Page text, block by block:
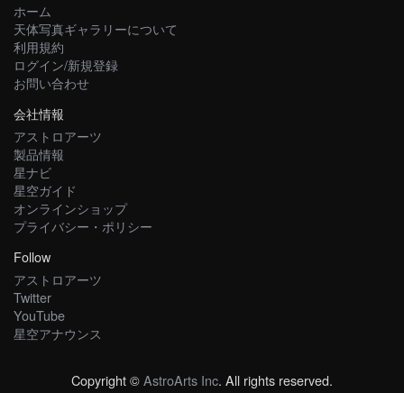
ホーム
天体写真ギャラリーについて
利用規約
ログイン/新規登録
お問い合わせ
会社情報
アストロアーツ
製品情報
星ナビ
星空ガイド
オンラインショップ
プライバシー・ポリシー
Follow
アストロアーツ
Twitter
YouTube
星空アナウンス
Copyright ©AstroArts Inc. All rights reserved.